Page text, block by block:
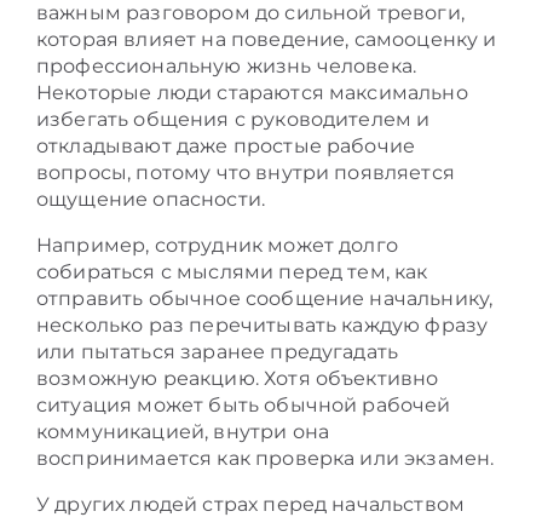
важным разговором до сильной тревоги,
которая влияет на поведение, самооценку и
профессиональную жизнь человека.
Некоторые люди стараются максимально
избегать общения с руководителем и
откладывают даже простые рабочие
вопросы, потому что внутри появляется
ощущение опасности.
Например, сотрудник может долго
собираться с мыслями перед тем, как
отправить обычное сообщение начальнику,
несколько раз перечитывать каждую фразу
или пытаться заранее предугадать
возможную реакцию. Хотя объективно
ситуация может быть обычной рабочей
коммуникацией, внутри она
воспринимается как проверка или экзамен.
У других людей страх перед начальством